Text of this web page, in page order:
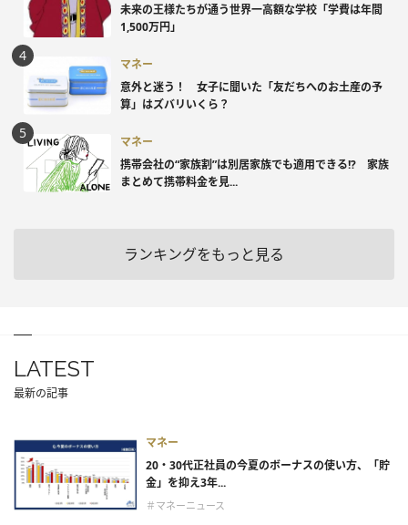
未来の王様たちが通う世界一高額な学校「学費は年間
1,500万円」
マネー
意外と迷う！ 女子に聞いた「友だちへのお土産の予
算」はズバリいくら？
マネー
携帯会社の“家族割”は別居家族でも適用できる!? 家族
まとめて携帯料金を見...
ランキングをもっと見る
LATEST
最新の記事
マネー
20・30代正社員の今夏のボーナスの使い方、「貯
金」を抑え3年...
＃マネーニュース